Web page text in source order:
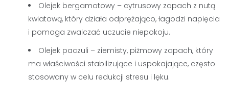
Olejek bergamotowy – cytrusowy zapach z nutą
kwiatową, który działa odprężająco, łagodzi napięcia
i pomaga zwalczać uczucie niepokoju.
Olejek paczuli – ziemisty, piżmowy zapach, który
ma właściwości stabilizujące i uspokajające, często
stosowany w celu redukcji stresu i lęku.